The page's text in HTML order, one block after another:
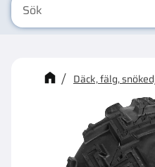
Kanske någon
Däck, fälg,